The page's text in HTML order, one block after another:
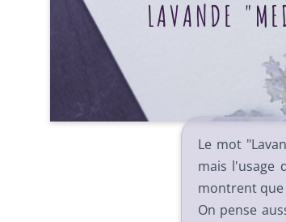
LAVANDE
Le mot
mais l'usage
montrent que
On pense